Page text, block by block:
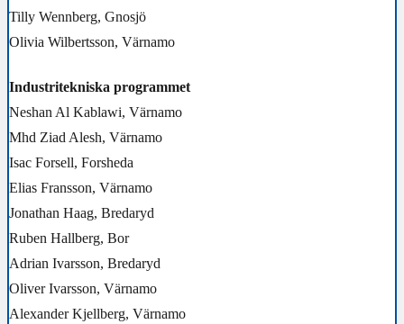
Tilly Wennberg, Gnosjö
Olivia Wilbertsson, Värnamo
Industritekniska programmet
Neshan Al Kablawi, Värnamo
Mhd Ziad Alesh, Värnamo
Isac Forsell, Forsheda
Elias Fransson, Värnamo
Jonathan Haag, Bredaryd
Ruben Hallberg, Bor
Adrian Ivarsson, Bredaryd
Oliver Ivarsson, Värnamo
Alexander Kjellberg, Värnamo